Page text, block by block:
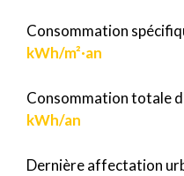
Consommation
kWh/m²·an
Consommation totale
kWh/an
Dernière affectation